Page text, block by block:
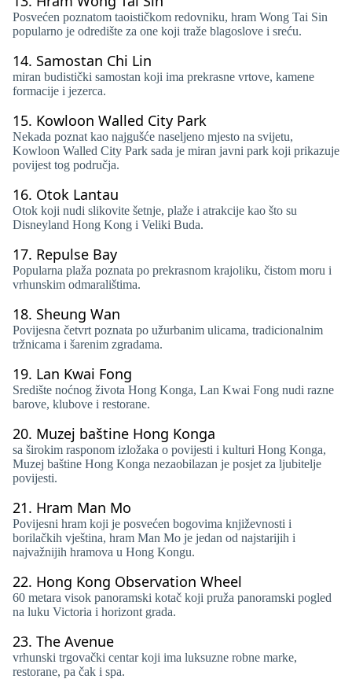
Posvećen poznatom taoističkom redovniku, hram Wong Tai Sin
popularno je odredište za one koji traže blagoslove i sreću.
14. Samostan Chi Lin
miran budistički samostan koji ima prekrasne vrtove, kamene
formacije i jezerca.
15. Kowloon Walled City Park
Nekada poznat kao najgušće naseljeno mjesto na svijetu,
Kowloon Walled City Park sada je miran javni park koji prikazuje
povijest tog područja.
16. Otok Lantau
Otok koji nudi slikovite šetnje, plaže i atrakcije kao što su
Disneyland Hong Kong i Veliki Buda.
17. Repulse Bay
Popularna plaža poznata po prekrasnom krajoliku, čistom moru i
vrhunskim odmaralištima.
18. Sheung Wan
Povijesna četvrt poznata po užurbanim ulicama, tradicionalnim
tržnicama i šarenim zgradama.
19. Lan Kwai Fong
Središte noćnog života Hong Konga, Lan Kwai Fong nudi razne
barove, klubove i restorane.
20. Muzej baštine Hong Konga
sa širokim rasponom izložaka o povijesti i kulturi Hong Konga,
Muzej baštine Hong Konga nezaobilazan je posjet za ljubitelje
povijesti.
21. Hram Man Mo
Povijesni hram koji je posvećen bogovima književnosti i
borilačkih vještina, hram Man Mo je jedan od najstarijih i
najvažnijih hramova u Hong Kongu.
22. Hong Kong Observation Wheel
60 metara visok panoramski kotač koji pruža panoramski pogled
na luku Victoria i horizont grada.
23. The Avenue
vrhunski trgovački centar koji ima luksuzne robne marke,
restorane, pa čak i spa.